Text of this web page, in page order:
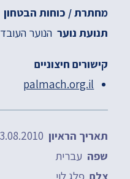
מחתרת / כוחות הבטחון
תנועת נוער הנוער העובד
קישורים חיצוניים
palmach.org.il
תאריך הראיון
שפה עברית
צלם פלג לוי